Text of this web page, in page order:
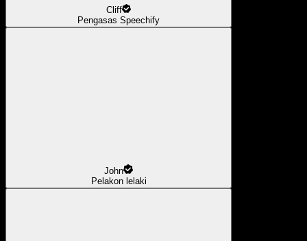
Cliff
Pengasas Speechify
John
Pelakon lelaki